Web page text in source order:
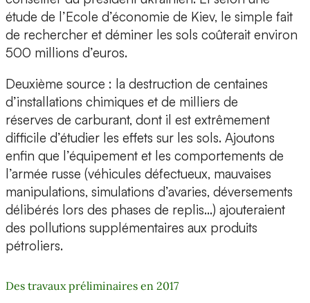
étude de l’Ecole d’économie de Kiev, le simple fait
de rechercher et déminer les sols coûterait environ
500 millions d’euros.
Deuxième source : la destruction de centaines
d’installations chimiques et de milliers de
réserves de carburant, dont il est extrêmement
difficile d’étudier les effets sur les sols. Ajoutons
enfin que l’équipement et les comportements de
l’armée russe (véhicules défectueux, mauvaises
manipulations, simulations d’avaries, déversements
délibérés lors des phases de replis…) ajouteraient
des pollutions supplémentaires aux produits
pétroliers.
Des travaux préliminaires en 2017